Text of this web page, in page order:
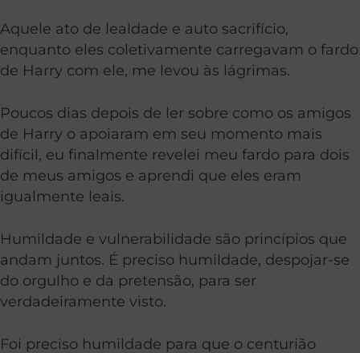
Aquele ato de lealdade e auto sacrifício,
enquanto eles coletivamente carregavam o fardo
de Harry com ele, me levou às lágrimas.
Poucos dias depois de ler sobre como os amigos
de Harry o apoiaram em seu momento mais
difícil, eu finalmente revelei meu fardo para dois
de meus amigos e aprendi que eles eram
igualmente leais.
Humildade e vulnerabilidade são princípios que
andam juntos. É preciso humildade, despojar-se
do orgulho e da pretensão, para ser
verdadeiramente visto.
Foi preciso humildade para que o centurião